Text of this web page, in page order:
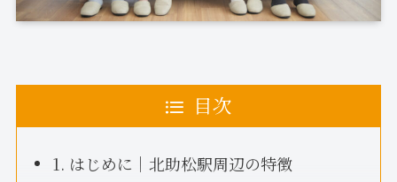
目次
1. はじめに｜北助松駅周辺の特徴